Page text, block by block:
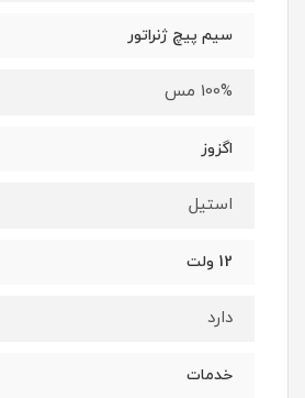
سیم پیچ ژنراتور
100% مس
اگزوز
استیل
12 ولت
دارد
خدمات